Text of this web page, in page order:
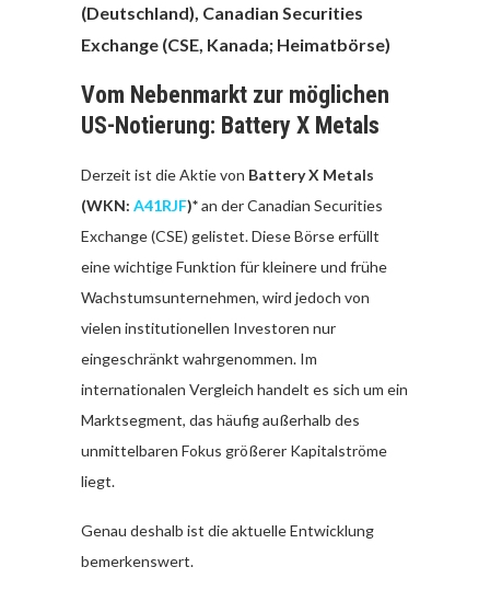
(Deutschland), Canadian Securities
Exchange (CSE, Kanada; Heimatbörse)
Vom Nebenmarkt zur möglichen
US-Notierung: Battery X Metals
Derzeit ist die Aktie von Battery X Metals
(WKN: A41RJF)*an der Canadian Securities
Exchange (CSE) gelistet. Diese Börse erfüllt
eine wichtige Funktion für kleinere und frühe
Wachstumsunternehmen, wird jedoch von
vielen institutionellen Investoren nur
eingeschränkt wahrgenommen. Im
internationalen Vergleich handelt es sich um ein
Marktsegment, das häufig außerhalb des
unmittelbaren Fokus größerer Kapitalströme
liegt.
Genau deshalb ist die aktuelle Entwicklung
bemerkenswert.